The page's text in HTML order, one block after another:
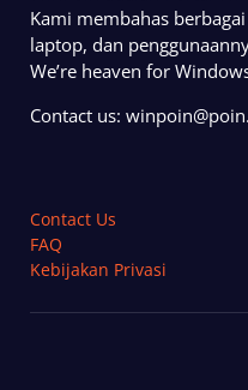
Kami membahas
laptop, dan
We’re heaven for
Contact us:
Contact Us
FAQ
Kebijakan Privasi